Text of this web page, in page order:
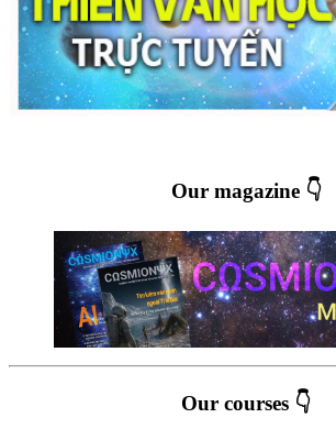
Our magazine 👇
Our courses 👇